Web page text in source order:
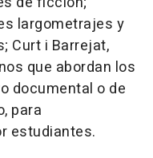
largometrajes y
Curt i Barrejat,
que abordan los
documental o de
para
estudiantes.